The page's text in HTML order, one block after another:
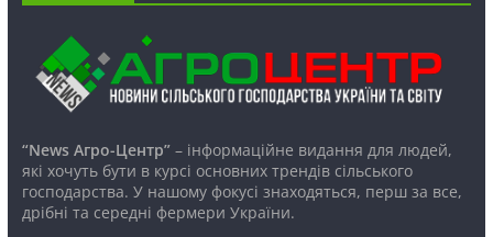
“News Агро-Центр”– інформаційне видання для людей,
які хочуть бути в курсі основних трендів сільського
господарства. У нашому фокусі знаходяться, перш за все,
дрібні та середні фермери України.